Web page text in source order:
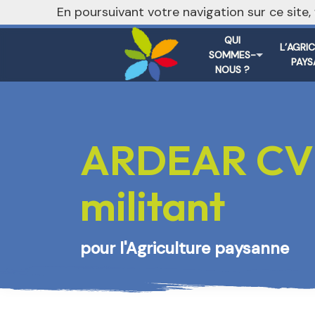
QUI
SOMMES-
NOUS ?
nivo_2026: 1
ARDEAR
militant
pour l'Agriculture paysanne
En poursuivant votre navigation sur ce